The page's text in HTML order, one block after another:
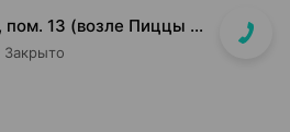
ул. Маяковского, д. 10, пом. 13 (возле Пиццы Мании)
Закрыто